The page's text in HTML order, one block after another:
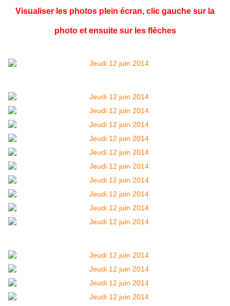
Visualiser les photos plein écran, clic gauche sur la
photo et ensuite sur les flèches